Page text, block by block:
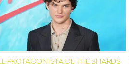
PROTAGONISTA DE THE SHARDS